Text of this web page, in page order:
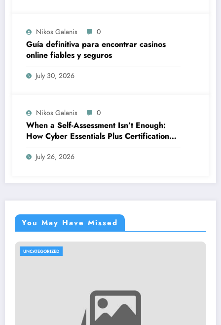
Nikos Galanis 0
Guía definitiva para encontrar casinos
online fiables y seguros
July 30, 2026
Nikos Galanis 0
When a Self-Assessment Isn’t Enough:
How Cyber Essentials Plus Certification
Proves Your Security Posture in the Real
World
July 26, 2026
You May Have Missed
UNCATEGORIZED